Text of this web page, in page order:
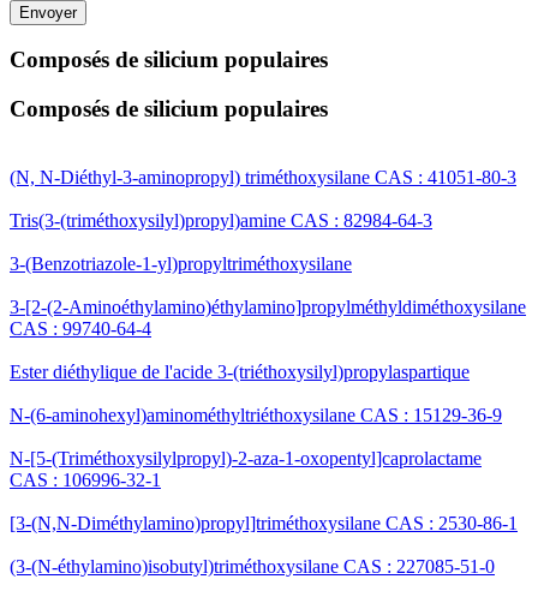
Envoyer
Composés de silicium populaires
Composés de silicium populaires
(N, N-Diéthyl-3-aminopropyl) triméthoxysilane CAS : 41051-80-3
Tris(3-(triméthoxysilyl)propyl)amine CAS : 82984-64-3
3-(Benzotriazole-1-yl)propyltriméthoxysilane
3-[2-(2-Aminoéthylamino)éthylamino]propylméthyldiméthoxysilane
CAS : 99740-64-4
Ester diéthylique de l'acide 3-(triéthoxysilyl)propylaspartique
N-(6-aminohexyl)aminométhyltriéthoxysilane CAS : 15129-36-9
N-[5-(Triméthoxysilylpropyl)-2-aza-1-oxopentyl]caprolactame
CAS : 106996-32-1
[3-(N,N-Diméthylamino)propyl]triméthoxysilane CAS : 2530-86-1
(3-(N-éthylamino)isobutyl)triméthoxysilane CAS : 227085-51-0